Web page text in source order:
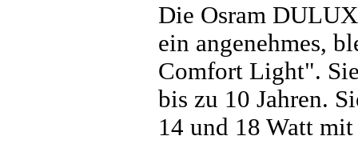
Die Osram
ein angenehmes,
Comfort Light".
bis zu 10 Jahren.
14 und 18 Watt